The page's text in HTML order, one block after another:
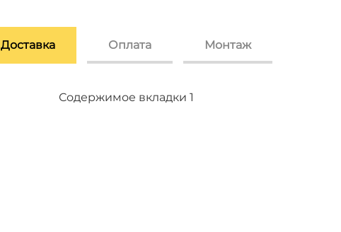
Доставка Оплата Монтаж
Содержимое вкладки 1
Содержимое вкладки 2
Содержимое вкладки 3